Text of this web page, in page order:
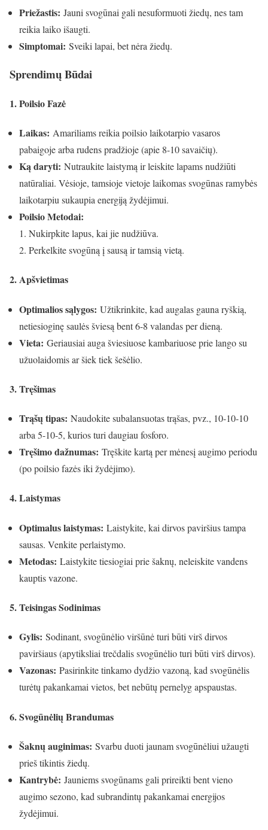
Priežastis: Jauni svogūnai gali nesuformuoti žiedų, nes tam
reikia laiko išaugti.
Simptomai: Sveiki lapai, bet nėra žiedų.
Sprendimų Būdai
1. Poilsio Fazė
Laikas: Amariliams reikia poilsio laikotarpio vasaros
pabaigoje arba rudens pradžioje (apie 8-10 savaičių).
Ką daryti: Nutraukite laistymą ir leiskite lapams nudžiūti
natūraliai. Vėsioje, tamsioje vietoje laikomas svogūnas ramybės
laikotarpiu sukaupia energiją žydėjimui.
Poilsio Metodai:
Nukirpkite lapus, kai jie nudžiūva.
Perkelkite svogūną į sausą ir tamsią vietą.
2. Apšvietimas
Optimalios sąlygos: Užtikrinkite, kad augalas gauna ryškią,
netiesioginę saulės šviesą bent 6-8 valandas per dieną.
Vieta: Geriausiai auga šviesiuose kambariuose prie lango su
užuolaidomis ar šiek tiek šešėlio.
3. Tręšimas
Trąšų tipas: Naudokite subalansuotas trąšas, pvz., 10-10-10
arba 5-10-5, kurios turi daugiau fosforo.
Tręšimo dažnumas: Tręškite kartą per mėnesį augimo periodu
(po poilsio fazės iki žydėjimo).
4. Laistymas
Optimalus laistymas: Laistykite, kai dirvos paviršius tampa
sausas. Venkite perlaistymo.
Metodas: Laistykite tiesiogiai prie šaknų, neleiskite vandens
kauptis vazone.
5. Teisingas Sodinimas
Gylis: Sodinant, svogūnėlio viršūnė turi būti virš dirvos
paviršiaus (apytiksliai trečdalis svogūnėlio turi būti virš dirvos).
Vazonas: Pasirinkite tinkamo dydžio vazoną, kad svogūnėlis
turėtų pakankamai vietos, bet nebūtų pernelyg apspaustas.
6. Svogūnėlių Brandumas
Šaknų auginimas: Svarbu duoti jaunam svogūnėliui užaugti
prieš tikintis žiedų.
Kantrybė: Jauniems svogūnams gali prireikti bent vieno
augimo sezono, kad subrandintų pakankamai energijos
žydėjimui.